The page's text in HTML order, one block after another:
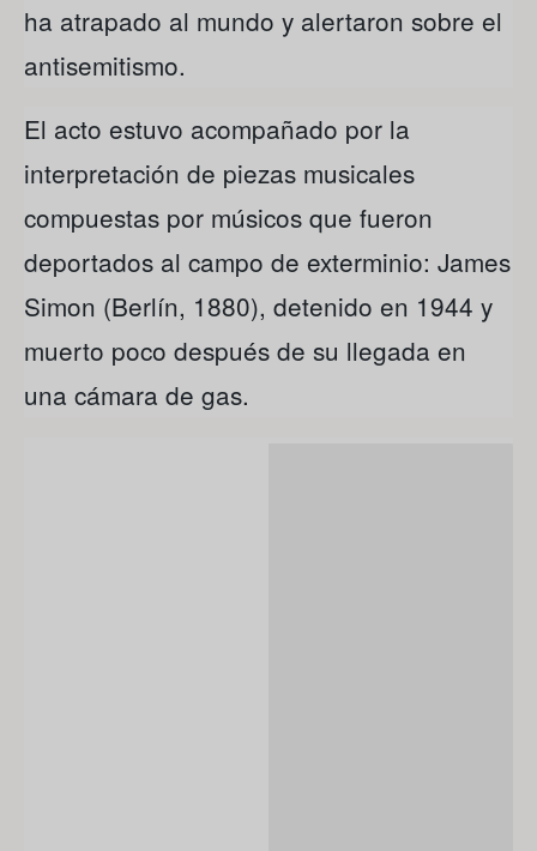
ha atrapado al mundo y alertaron sobre el
antisemitismo.
El acto estuvo acompañado por la
interpretación de piezas musicales
compuestas por músicos que fueron
deportados al campo de exterminio: James
Simon (Berlín, 1880), detenido en 1944 y
muerto poco después de su llegada en
una cámara de gas.